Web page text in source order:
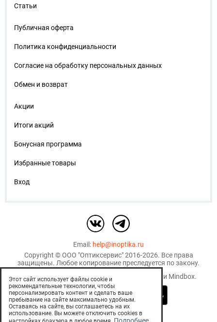
Статьи
Публичная оферта
Политика конфиденциальности
Согласие на обработку персональных данных
Обмен и возврат
Акции
Итоги акций
Бонусная программа
Избранные товары
Вход
Email: help@inoptika.ru
Copyright ©ООО "Оптиксервис"2016-2026. Все права
защищены. Любое копирование преследуется по закону.
Используются рекомендательные технологии Mindbox.
Этот сайт использует файлы cookie и
рекомендательные технологии, чтобы
персонализировать контент и сделать ваше
пребывание на сайте максимально удобным.
Оставаясь на сайте, вы соглашаетесь на их
использование. Вы можете отключить cookies в